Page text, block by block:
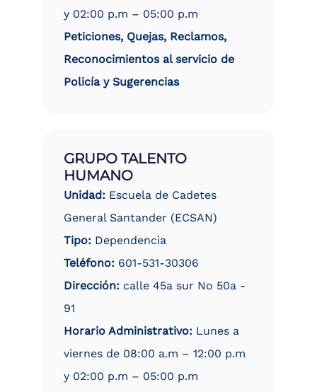
y 02:00 p.m – 05:00 p.m
Peticiones, Quejas, Reclamos,
Reconocimientos al servicio de
Policía y Sugerencias
GRUPO TALENTO
HUMANO
Unidad: Escuela de Cadetes
General Santander (ECSAN)
Tipo: Dependencia
Teléfono: 601-531-30306
Dirección: calle 45a sur No 50a -
91
Horario Administrativo: Lunes a
viernes de 08:00 a.m – 12:00 p.m
y 02:00 p.m – 05:00 p.m